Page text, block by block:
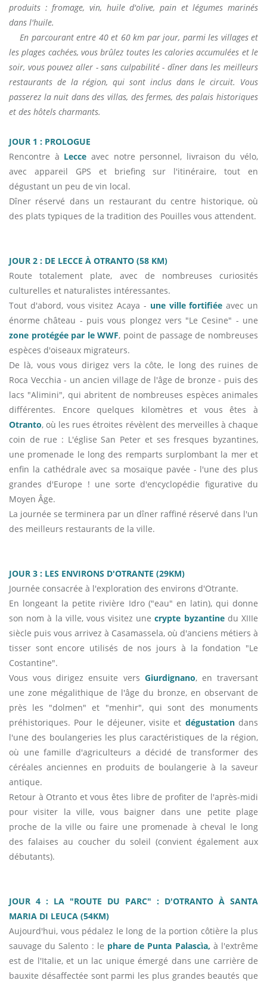
produits : fromage, vin, huile d'olive, pain et légumes marinés
dans l'huile.
En parcourant entre 40 et 60 km par jour, parmi les villages et
les plages cachées, vous brûlez toutes les calories accumulées et le
soir, vous pouvez aller - sans culpabilité - dîner dans les meilleurs
restaurants de la région, qui sont inclus dans le circuit. Vous
passerez la nuit dans des villas, des fermes, des palais historiques
et des hôtels charmants.
JOUR 1 : PROLOGUE
Rencontre à Lecce avec notre personnel, livraison du vélo,
avec appareil GPS et briefing sur l'itinéraire, tout en
dégustant un peu de vin local.
Dîner réservé dans un restaurant du centre historique, où
des plats typiques de la tradition des Pouilles vous attendent.
JOUR 2 : DE LECCE À OTRANTO (58 KM)
Route totalement plate, avec de nombreuses curiosités
culturelles et naturalistes intéressantes.
Tout d'abord, vous visitez Acaya - une ville fortifiée avec un
énorme château - puis vous plongez vers "Le Cesine" - une
zone protégée par le WWF, point de passage de nombreuses
espèces d'oiseaux migrateurs.
De là, vous vous dirigez vers la côte, le long des ruines de
Roca Vecchia - un ancien village de l'âge de bronze - puis des
lacs "Alimini", qui abritent de nombreuses espèces animales
différentes. Encore quelques kilomètres et vous êtes à
Otranto, où les rues étroites révèlent des merveilles à chaque
coin de rue : L'église San Peter et ses fresques byzantines,
une promenade le long des remparts surplombant la mer et
enfin la cathédrale avec sa mosaïque pavée - l'une des plus
grandes d'Europe ! une sorte d'encyclopédie figurative du
Moyen Âge.
La journée se terminera par un dîner raffiné réservé dans l'un
des meilleurs restaurants de la ville.
JOUR 3 : LES ENVIRONS D'OTRANTE (29KM)
Journée consacrée à l'exploration des environs d'Otrante.
En longeant la petite rivière Idro ("eau" en latin), qui donne
son nom à la ville, vous visitez unecrypte byzantinedu XIIIe
siècle puis vous arrivez à Casamassela, où d'anciens métiers à
tisser sont encore utilisés de nos jours à la fondation "Le
Costantine".
Vous vous dirigez ensuite vers Giurdignano, en traversant
une zone mégalithique de l'âge du bronze, en observant de
près les "dolmen" et "menhir", qui sont des monuments
préhistoriques. Pour le déjeuner, visite et dégustationdans
l'une des boulangeries les plus caractéristiques de la région,
où une famille d'agriculteurs a décidé de transformer des
céréales anciennes en produits de boulangerie à la saveur
antique.
Retour à Otranto et vous êtes libre de profiter de l'après-midi
pour visiter la ville, vous baigner dans une petite plage
proche de la ville ou faire une promenade à cheval le long
des falaises au coucher du soleil (convient également aux
débutants).
JOUR 4 : LA "ROUTE DU PARC" : D'OTRANTO À SANTA
MARIA DI LEUCA (54KM)
Aujourd'hui, vous pédalez le long de la portion côtière la plus
sauvage du Salento : le phare de Punta Palascìa, à l'extrême
est de l'Italie, et un lac unique émergé dans une carrière de
bauxite désaffectée sont parmi les plus grandes beautés que